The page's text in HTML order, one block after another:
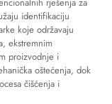
identifikaciju
koje održavaju
ekstremnim
proizvodnje i
oštećenja, dok
čišćenja i